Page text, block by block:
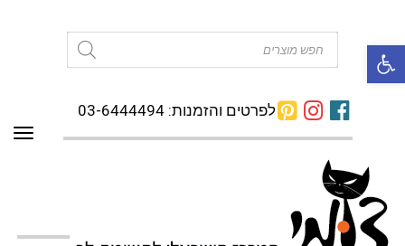
פתח סרגל נגישות
לפרטים והזמנות: 03-6444494